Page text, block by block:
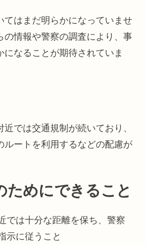
てはまだ明らかになっていませ
の情報や警察の調査により、事
になることが期待されていま
では交通規制が続いており、
ルートを利用するなどの配慮が
ためにできること
では十分な距離を保ち、警察
示に従うこと